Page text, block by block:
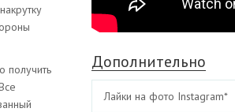
получить
Дополнительно
Лайки на фото Instagram*